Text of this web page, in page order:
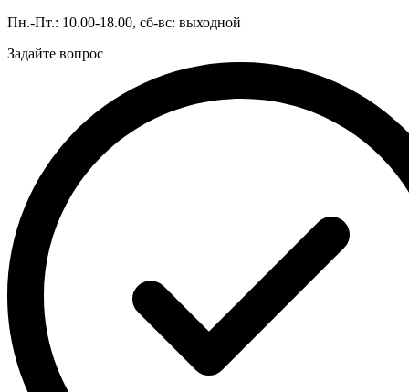
Пн.-Пт.: 10.00-18.00, сб-вс: выходной
Задайте вопрос